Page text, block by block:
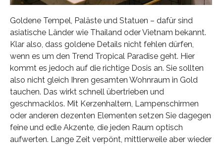
Goldene Tempel, Paläste und Statuen – dafür sind
asiatische Länder wie Thailand oder Vietnam bekannt.
Klar also, dass goldene Details nicht fehlen dürfen,
wenn es um den Trend Tropical Paradise geht. Hier
kommt es jedoch auf die richtige Dosis an. Sie sollten
also nicht gleich Ihren gesamten Wohnraum in Gold
tauchen. Das wirkt schnell übertrieben und
geschmacklos. Mit Kerzenhaltern, Lampenschirmen
oder anderen dezenten Elementen setzen Sie dagegen
feine und edle Akzente, die jeden Raum optisch
aufwerten. Lange Zeit verpönt, mittlerweile aber wieder